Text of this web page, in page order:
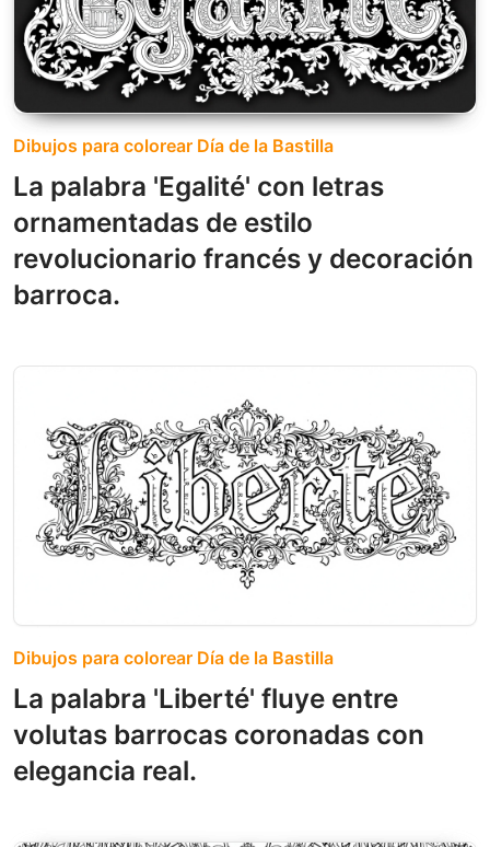
Dibujos para colorear Día de la Bastilla
La palabra 'Egalité' con letras
ornamentadas de estilo
revolucionario francés y decoración
barroca.
Dibujos para colorear Día de la Bastilla
La palabra 'Liberté' fluye entre
volutas barrocas coronadas con
elegancia real.